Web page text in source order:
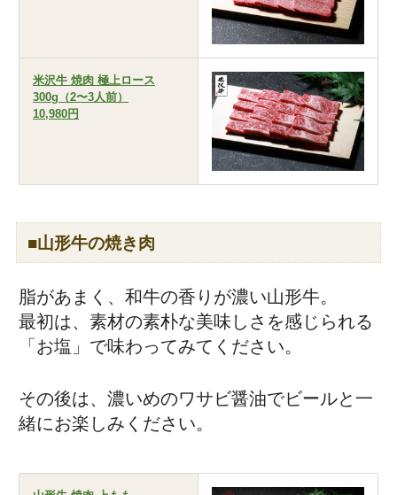
米沢牛 焼肉 極上ロース
300g（2〜3人前）
10,980円
■山形牛の焼き肉
脂があまく、和牛の香りが濃い山形牛。
最初は、素材の素朴な美味しさを感じられる
「お塩」で味わってみてください。
その後は、濃いめのワサビ醤油でビールと一
緒にお楽しみください。